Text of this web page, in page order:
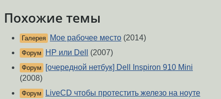
Похожие темы
Галерея Мое рабочее место (2014)
Форум HP или Dell (2007)
Форум
[очередной нетбук] Dell Inspiron 910 Mini
(2008)
Форум
LiveCD чтобы протестить железо на ноуте